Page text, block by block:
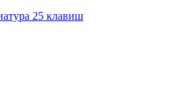
25 клавиш